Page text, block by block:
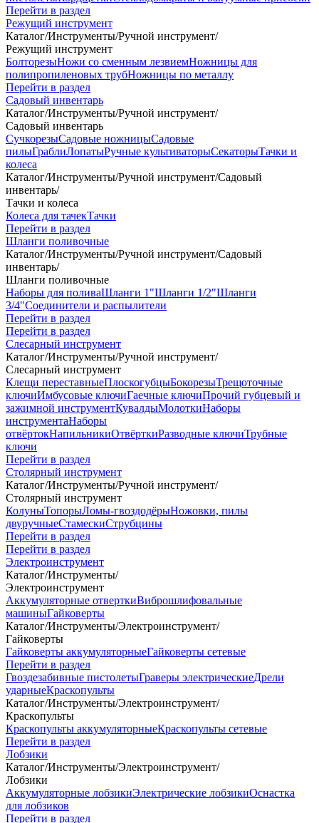
Перейти в раздел
Режущий инструмент
Каталог/Инструменты/Ручной инструмент/
Режущий инструмент
БолторезыНожи со сменным лезвиемНожницы для
полипропиленовых трубНожницы по металлу
Перейти в раздел
Садовый инвентарь
Каталог/Инструменты/Ручной инструмент/
Садовый инвентарь
СучкорезыСадовые ножницыСадовые
пилыГраблиЛопатыРучные культиваторыСекаторыТачки и
колеса
Каталог/Инструменты/Ручной инструмент/Садовый
инвентарь/
Тачки и колеса
Колеса для тачекТачки
Перейти в раздел
Шланги поливочные
Каталог/Инструменты/Ручной инструмент/Садовый
инвентарь/
Шланги поливочные
Наборы для поливаШланги 1"Шланги 1/2"Шланги
3/4"Соединители и распылители
Перейти в раздел
Перейти в раздел
Слесарный инструмент
Каталог/Инструменты/Ручной инструмент/
Слесарный инструмент
Клещи переставныеПлоскогубцыБокорезыТрещоточные
ключиИмбусовые ключиГаечные ключиПрочий губцевый и
зажимной инструментКувалдыМолоткиНаборы
инструментаНаборы
отвёртокНапильникиОтвёрткиРазводные ключиТрубные
ключи
Перейти в раздел
Столярный инструмент
Каталог/Инструменты/Ручной инструмент/
Столярный инструмент
КолуныТопорыЛомы-гвоздодёрыНожовки, пилы
двуручныеСтамескиСтрубцины
Перейти в раздел
Перейти в раздел
Электроинструмент
Каталог/Инструменты/
Электроинструмент
Аккумуляторные отверткиВиброшлифовальные
машиныГайковерты
Каталог/Инструменты/Электроинструмент/
Гайковерты
Гайковерты аккумуляторныеГайковерты сетевые
Перейти в раздел
Гвоздезабивные пистолетыГраверы электрическиеДрели
ударныеКраскопульты
Каталог/Инструменты/Электроинструмент/
Краскопульты
Краскопульты аккумуляторныеКраскопульты сетевые
Перейти в раздел
Лобзики
Каталог/Инструменты/Электроинструмент/
Лобзики
Аккумуляторные лобзикиЭлектрические лобзикиОснастка
для лобзиков
Перейти в раздел